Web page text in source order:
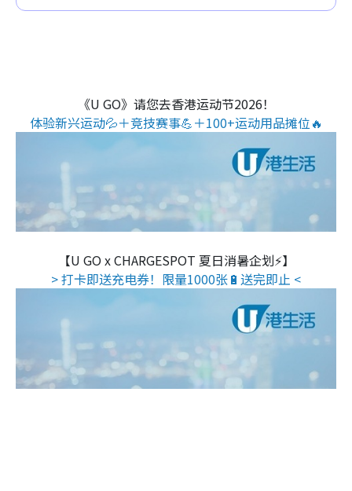
《U GO》请您去香港运动节2026！
体验新兴运动💦＋竞技赛事💪＋100+运动用品摊位🔥
【U GO x CHARGESPOT 夏日消暑企划⚡】
> 打卡即送充电券！限量1000张🔋送完即止 <